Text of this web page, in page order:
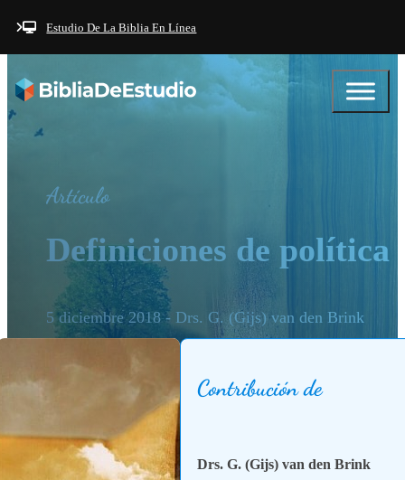
Saltar al contenido principal
Estudio De La Biblia En Línea
Artículo
Definiciones de política
5 diciembre 2018 - Drs. G. (Gijs) van den Brink
Contribución de
Drs. G. (Gijs) van den Brink